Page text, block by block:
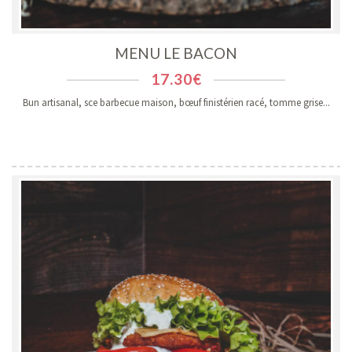
MENU LE BACON
17.30€
Bun artisanal, sce barbecue maison, bœuf finistérien racé, tomme grise...